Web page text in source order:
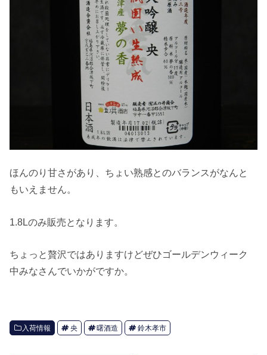
ほんのり甘さがあり、ちょい熟感とのバランスがなんと
もいえません。
1.8Lのみ販売となります。
ちょっと贅沢ではありますけどぜひゴールデンウィーク
中みなさんでいかがですか。
入荷情報 央 曙酒造 鈴木孝市